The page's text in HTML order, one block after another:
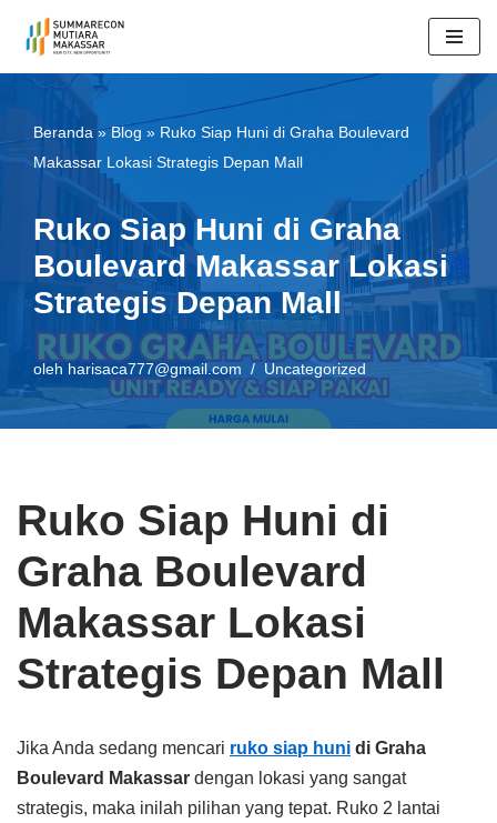
Lompat
Beranda »Blog » Ruko Siap Huni di Graha Boulevard
Makassar Lokasi Strategis Depan Mall
Ruko Siap Huni di Graha
Boulevard Makassar Lokasi
Strategis Depan Mall
olehharisaca777@gmail.com Uncategorized
Ruko Siap Huni di
Graha Boulevard
Makassar Lokasi
Strategis Depan Mall
Jika Anda sedang mencari ruko siap huni di Graha
Boulevard Makassar dengan lokasi yang sangat
strategis, maka inilah pilihan yang tepat. Ruko 2 lantai